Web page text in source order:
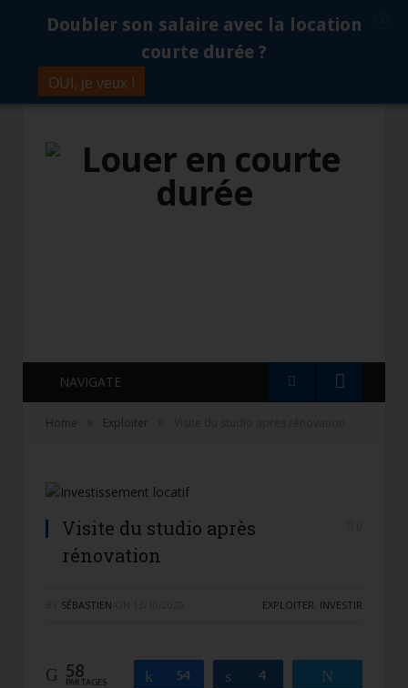
NAVIGATE
Home Exploiter
Visite du studio après
rénovation
SÉBASTIEN EXPLOITER INVESTIR
58
PARTAGES Partagez
54 Partagez
4
Doubler son salaire avec la location
courte durée ?
OUI, je veux !